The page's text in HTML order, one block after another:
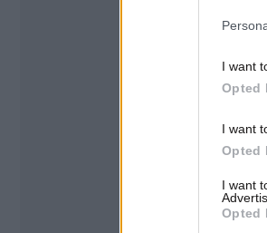
I want
Opted
I want
Opted
I want
Opted